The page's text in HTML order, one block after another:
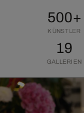
500+
KÜNSTLER
19
GALLERIEN